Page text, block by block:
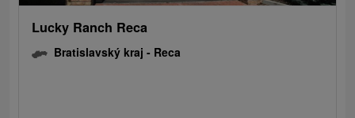
Lucky Ranch Reca
Bratislavský kraj - Reca